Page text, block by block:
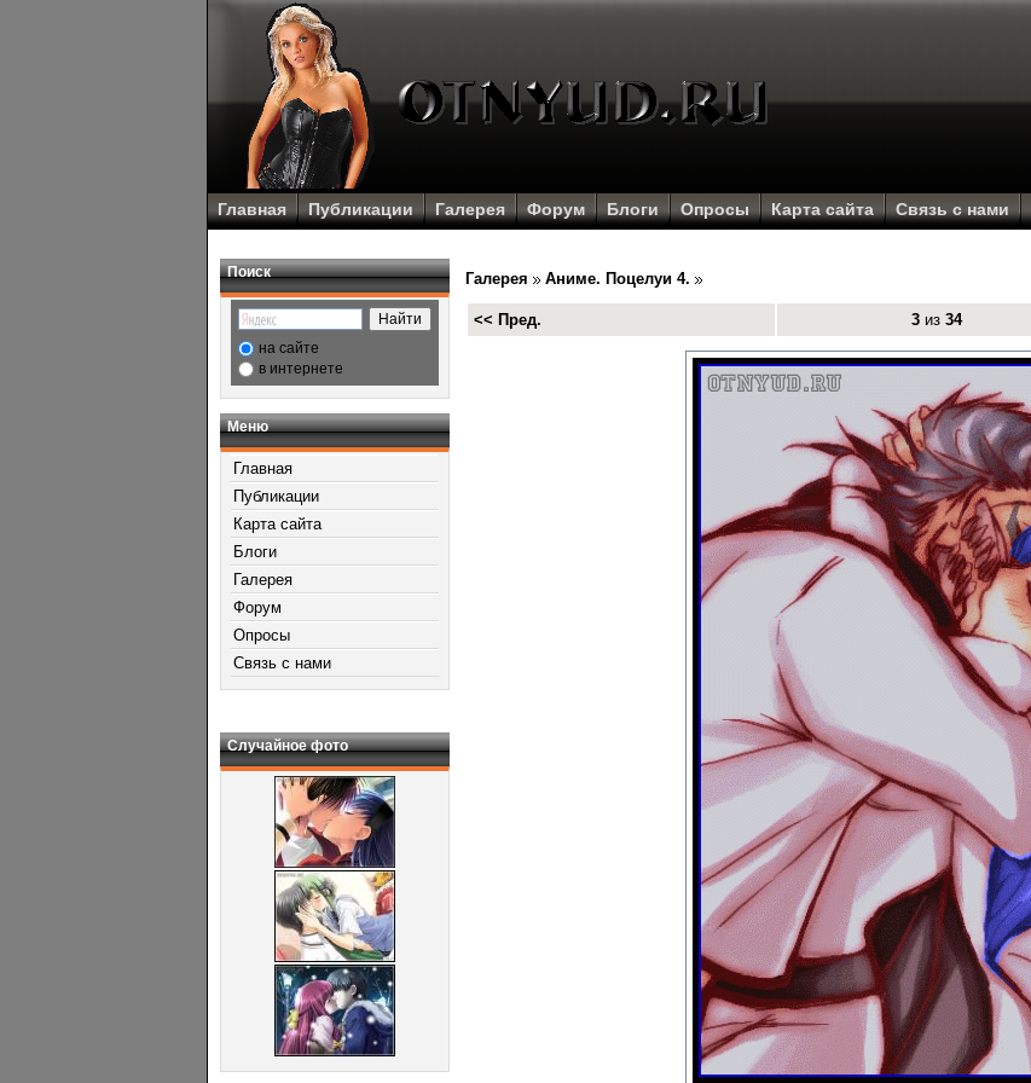
Главная Публикации Галерея Форум Блоги Опросы Карта сайта Связь с нами
Поиск
на сайте
в интернете
Меню
Главная
Публикации
Карта сайта
Блоги
Галерея
Форум
Опросы
Связь с нами
Случайное фото
Галерея Аниме. Поцелуи 4.
<< Пред. 3из 34